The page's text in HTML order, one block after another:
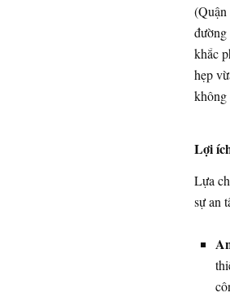
khắc
hẹp
không
Lợi
Lựa
sự an